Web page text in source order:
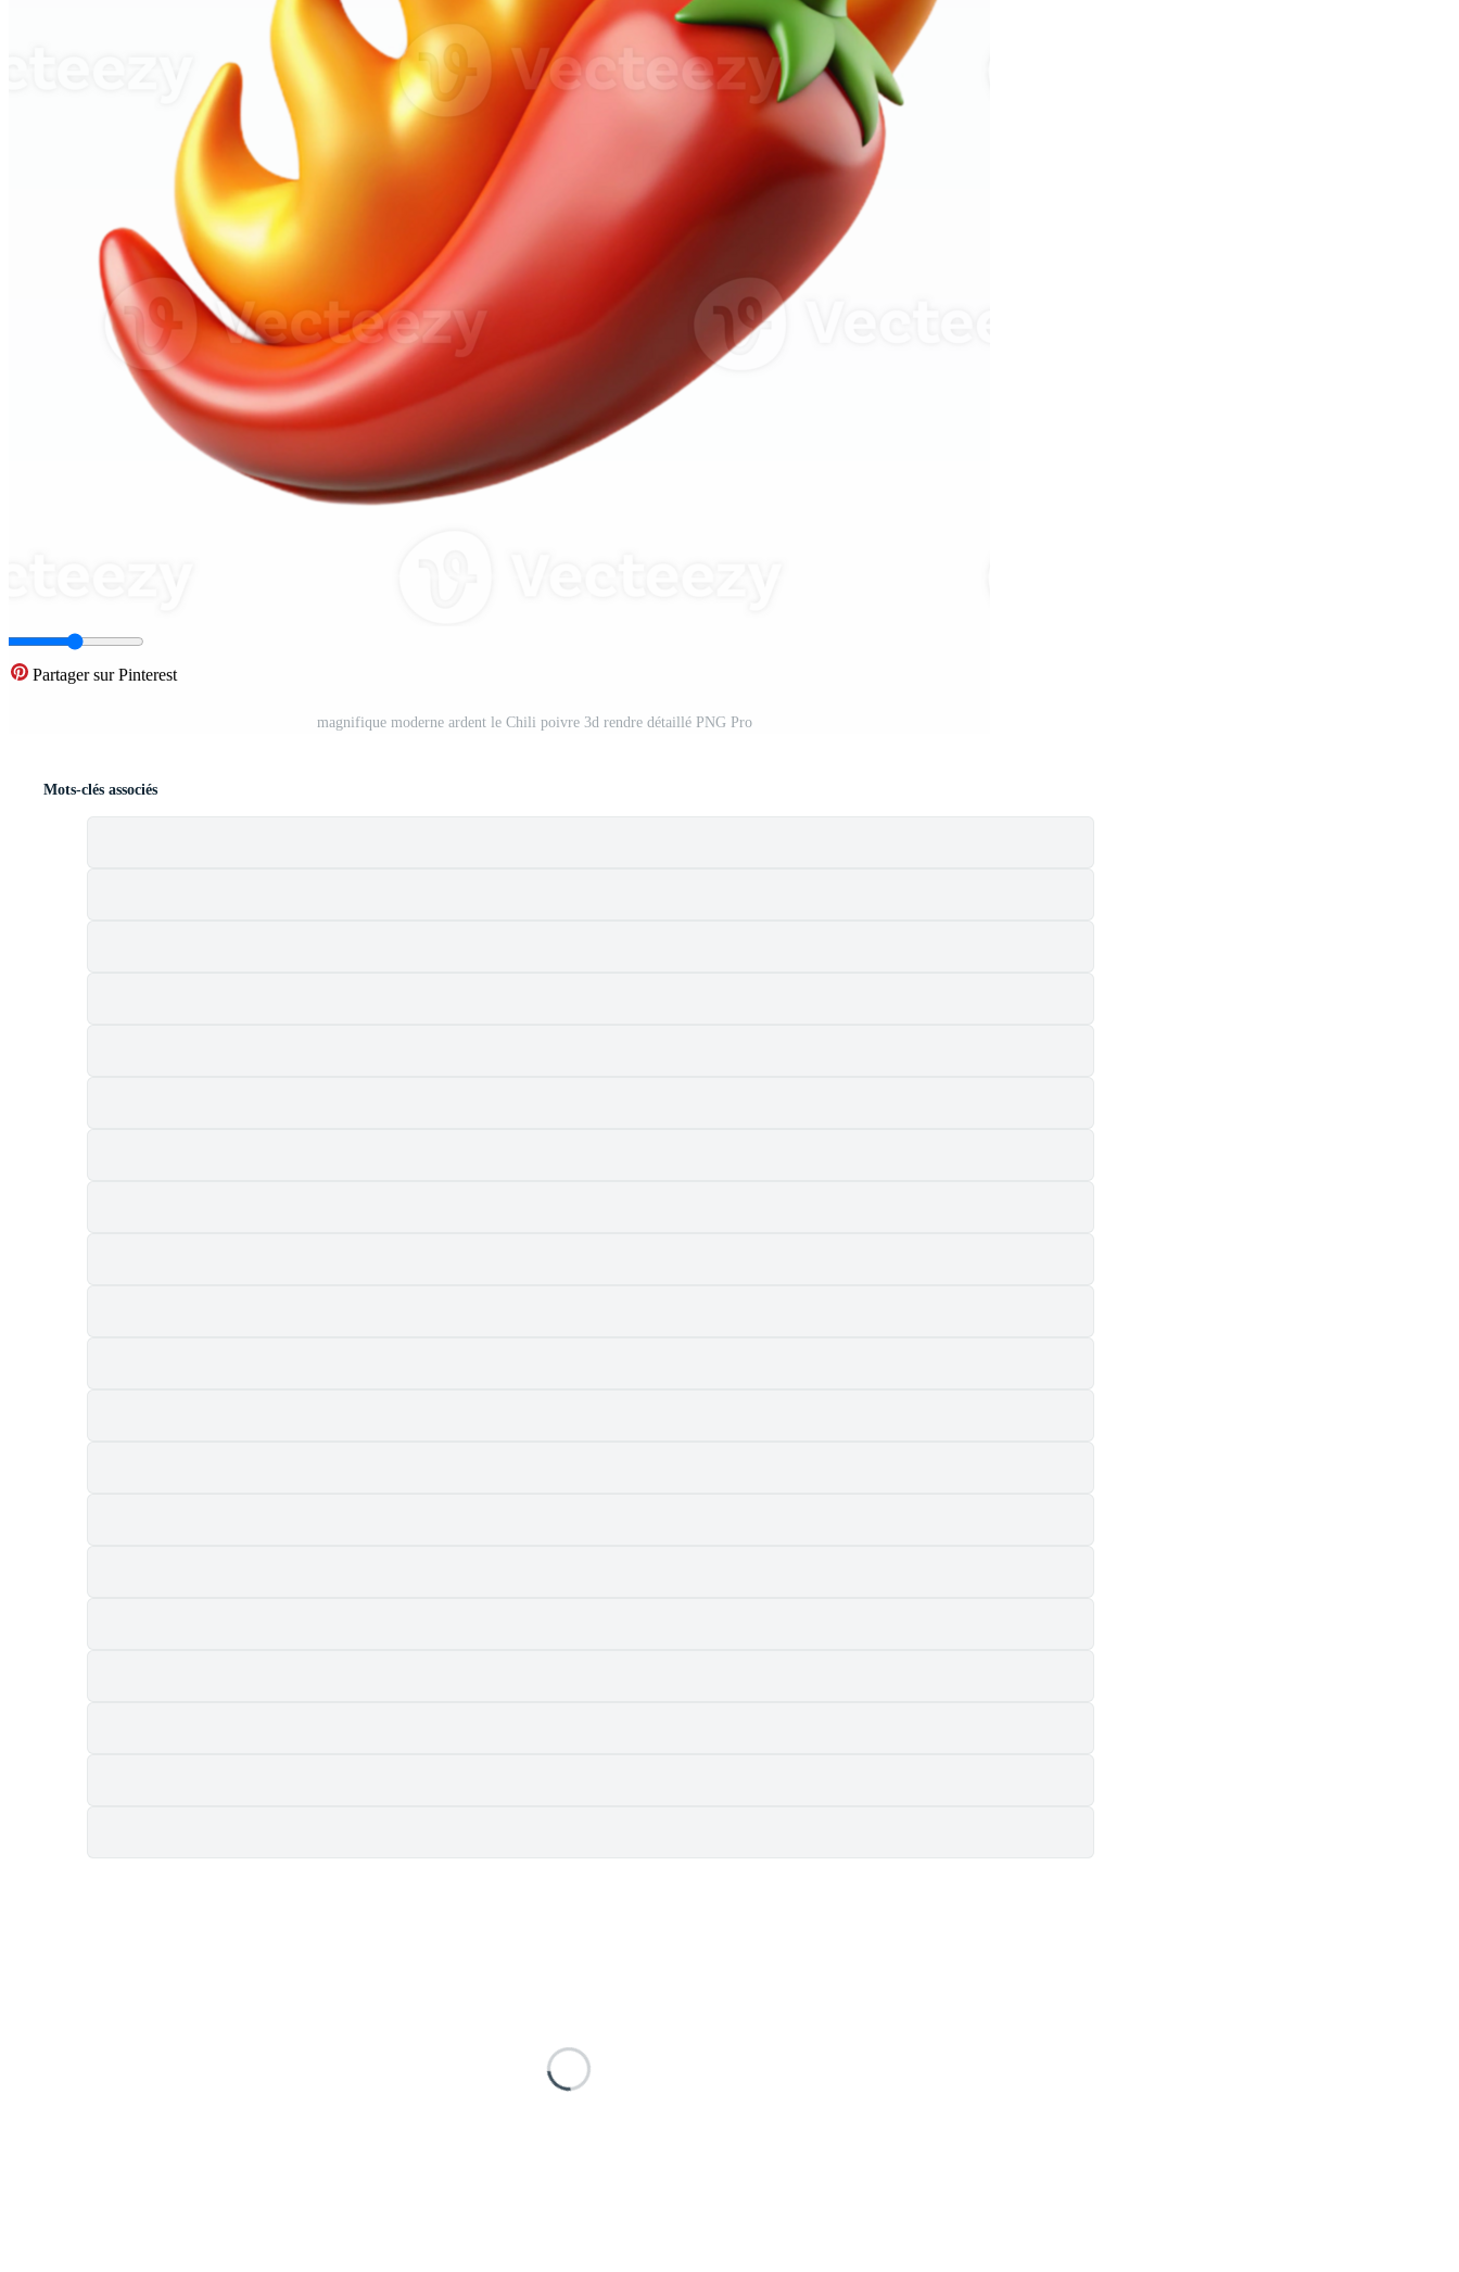
Partager sur Pinterest
magnifique moderne ardent le Chili poivre 3d rendre détaillé PNG Pro
Mots-clés associés